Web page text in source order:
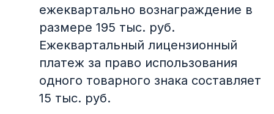
ежеквартально вознаграждение в
размере 195 тыс. руб.
Ежеквартальный лицензионный
платеж за право использования
одного товарного знака составляет
15 тыс. руб.